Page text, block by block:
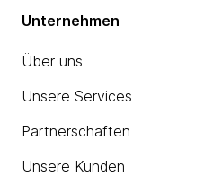
Unternehmen
Über uns
Unsere Services
Partnerschaften
Unsere Kunden